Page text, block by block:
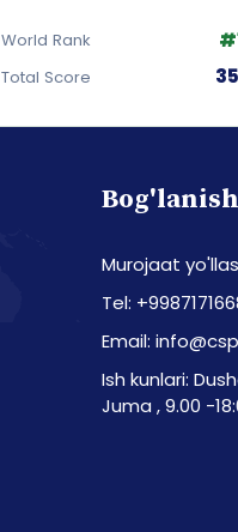
World Rank
Total Score
Bog'lanish
Murojaat
Tel:
Email:
Ish kunlari:
Juma , 9.00 -